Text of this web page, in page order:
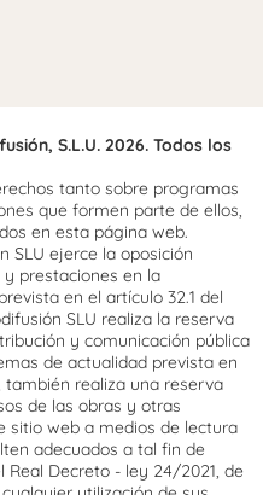
S.L.U. 2026. Todos los
tanto sobre programas
que formen parte de ellos,
en esta página web.
SLU ejerce la oposición
prestaciones en la
en el artículo 32.1 del
SLU realiza la reserva
y comunicación pública
de actualidad prevista en
también realiza una reserva
de las obras y otras
sitio web a medios de lectura
adecuados a tal fin de
Decreto - ley 24/2021, de